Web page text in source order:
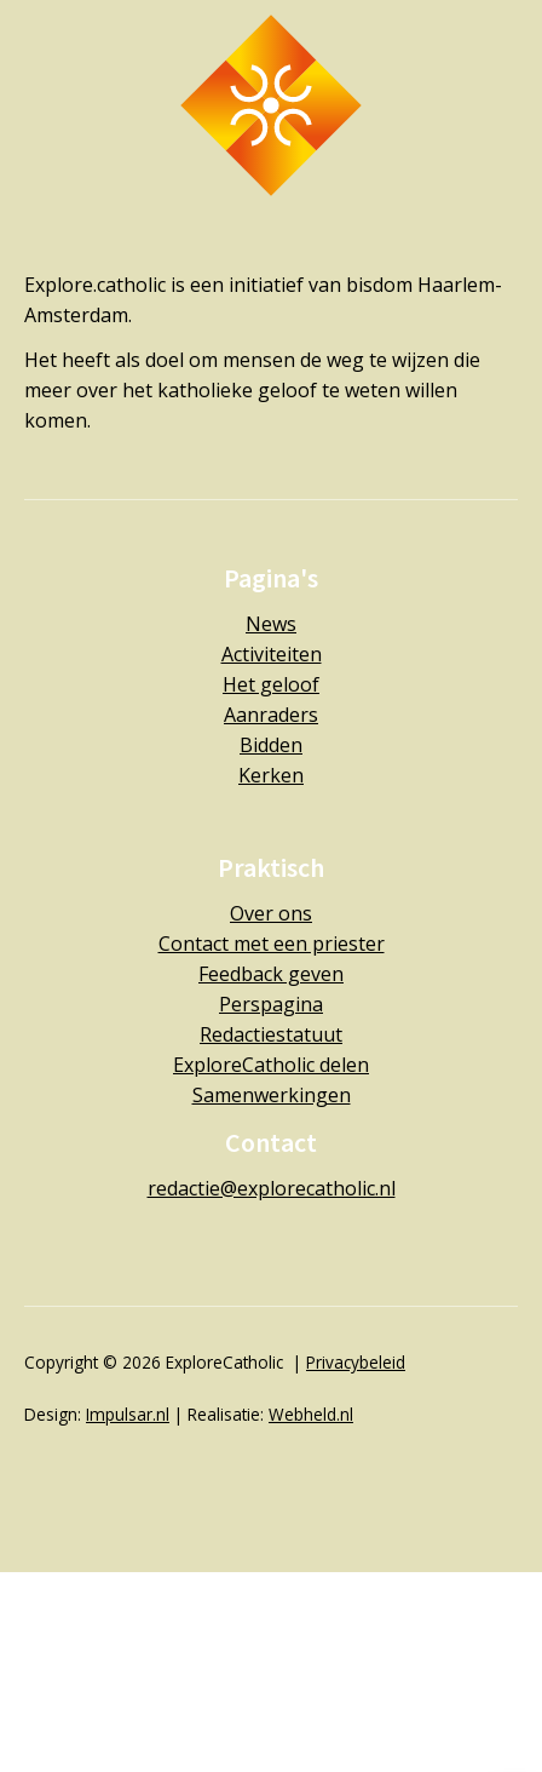
Explore.catholic is een initiatief van bisdom Haarlem-
Amsterdam.
Het heeft als doel om mensen de weg te wijzen die
meer over het katholieke geloof te weten willen
komen.
Pagina's
News
Activiteiten
Het geloof
Aanraders
Bidden
Kerken
Praktisch
Over ons
Contact met een priester
Feedback geven
Perspagina
Redactiestatuut
ExploreCatholic delen
Samenwerkingen
Contact
redactie@explorecatholic.nl
Copyright © 2026 ExploreCatholic | Privacybeleid
Design: Impulsar.nl | Realisatie: Webheld.nl